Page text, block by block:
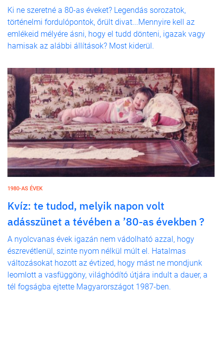
Ki ne szeretné a 80-as éveket? Legendás sorozatok,
történelmi fordulópontok, őrült divat...Mennyire kell az
emlékeid mélyére ásni, hogy el tudd dönteni, igazak vagy
hamisak az alábbi állítások? Most kiderül.
1980-AS ÉVEK
Kvíz: te tudod, melyik napon volt
adásszünet a tévében a ’80-as években ?
A nyolcvanas évek igazán nem vádolható azzal, hogy
észrevétlenül, szinte nyom nélkül múlt el. Hatalmas
változásokat hozott az évtized, hogy mást ne mondjunk
leomlott a vasfüggöny, világhódító útjára indult a dauer, a
tél fogságba ejtette Magyarországot 1987-ben.